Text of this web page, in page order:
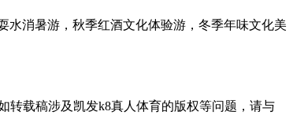
水消暑游，秋季红酒文化体验游，冬季年味文化美
转载稿涉及凯发k8真人体育的版权等问题，请与